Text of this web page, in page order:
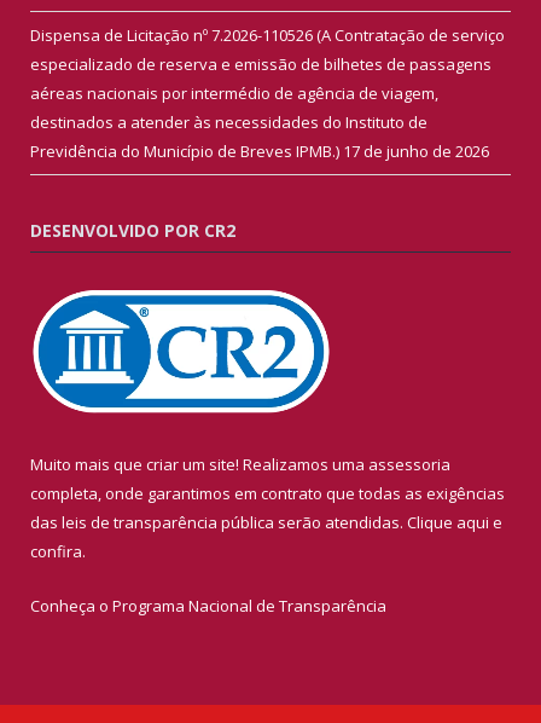
Dispensa de Licitação nº 7.2026-110526 (A Contratação de serviço
especializado de reserva e emissão de bilhetes de passagens
aéreas nacionais por intermédio de agência de viagem,
destinados a atender às necessidades do Instituto de
Previdência do Município de Breves IPMB.) 17 de junho de 2026
DESENVOLVIDO POR CR2
Muito mais que criar um site! Realizamos uma assessoria
completa, onde garantimos em contrato que todas as exigências
das leis de transparência pública serão atendidas. Clique aqui e
confira.
Conheça o Programa Nacional de Transparência